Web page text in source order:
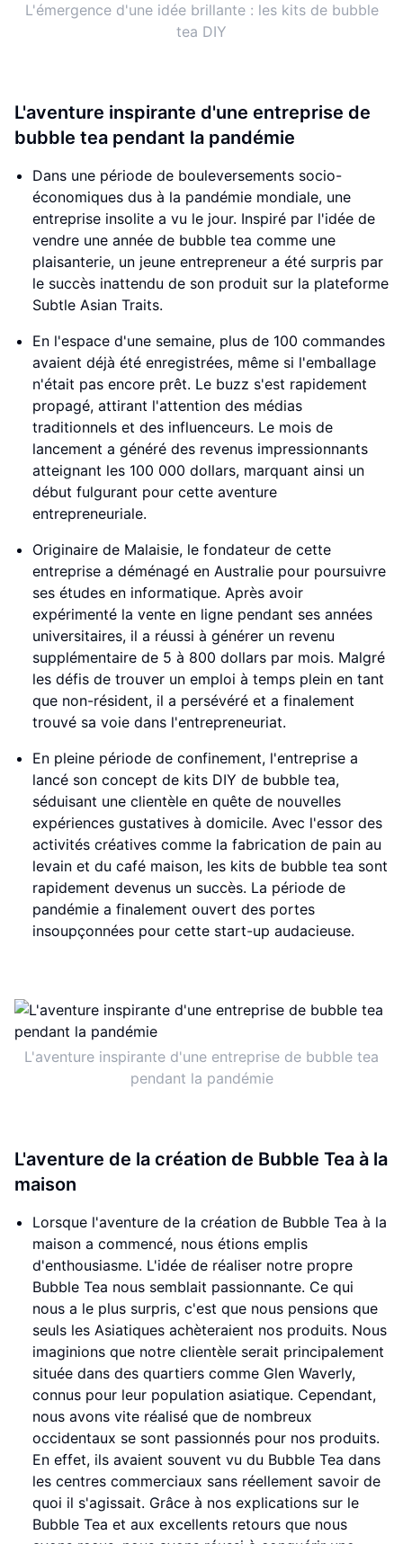
L'émergence d'une idée brillante : les kits de bubble
tea DIY
L'aventure inspirante d'une entreprise de
bubble tea pendant la pandémie
Dans une période de bouleversements socio-
économiques dus à la pandémie mondiale, une
entreprise insolite a vu le jour. Inspiré par l'idée de
vendre une année de bubble tea comme une
plaisanterie, un jeune entrepreneur a été surpris par
le succès inattendu de son produit sur la plateforme
Subtle Asian Traits.
En l'espace d'une semaine, plus de 100 commandes
avaient déjà été enregistrées, même si l'emballage
n'était pas encore prêt. Le buzz s'est rapidement
propagé, attirant l'attention des médias
traditionnels et des influenceurs. Le mois de
lancement a généré des revenus impressionnants
atteignant les 100 000 dollars, marquant ainsi un
début fulgurant pour cette aventure
entrepreneuriale.
Originaire de Malaisie, le fondateur de cette
entreprise a déménagé en Australie pour poursuivre
ses études en informatique. Après avoir
expérimenté la vente en ligne pendant ses années
universitaires, il a réussi à générer un revenu
supplémentaire de 5 à 800 dollars par mois. Malgré
les défis de trouver un emploi à temps plein en tant
que non-résident, il a persévéré et a finalement
trouvé sa voie dans l'entrepreneuriat.
En pleine période de confinement, l'entreprise a
lancé son concept de kits DIY de bubble tea,
séduisant une clientèle en quête de nouvelles
expériences gustatives à domicile. Avec l'essor des
activités créatives comme la fabrication de pain au
levain et du café maison, les kits de bubble tea sont
rapidement devenus un succès. La période de
pandémie a finalement ouvert des portes
insoupçonnées pour cette start-up audacieuse.
L'aventure inspirante d'une entreprise de bubble tea
pendant la pandémie
L'aventure de la création de Bubble Tea à la
maison
Lorsque l'aventure de la création de Bubble Tea à la
maison a commencé, nous étions emplis
d'enthousiasme. L'idée de réaliser notre propre
Bubble Tea nous semblait passionnante. Ce qui
nous a le plus surpris, c'est que nous pensions que
seuls les Asiatiques achèteraient nos produits. Nous
imaginions que notre clientèle serait principalement
située dans des quartiers comme Glen Waverly,
connus pour leur population asiatique. Cependant,
nous avons vite réalisé que de nombreux
occidentaux se sont passionnés pour nos produits.
En effet, ils avaient souvent vu du Bubble Tea dans
les centres commerciaux sans réellement savoir de
quoi il s'agissait. Grâce à nos explications sur le
Bubble Tea et aux excellents retours que nous